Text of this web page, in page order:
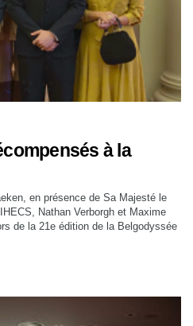
à la
en présence de Sa Majesté le
Nathan Verborgh et Maxime
de la 21e édition de la Belgodyssée